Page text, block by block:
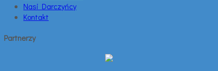
Nasi Darczyńcy
Kontakt
Partnerzy